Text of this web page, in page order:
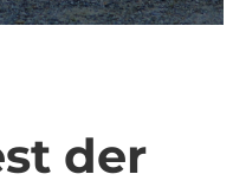
der